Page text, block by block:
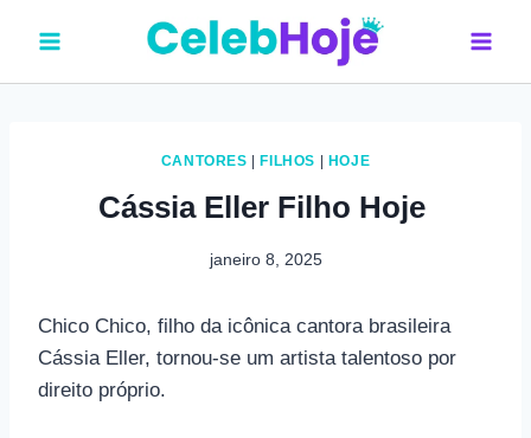
o
CANTORES FILHOS HOJE
Cássia Eller Filho Hoje
janeiro 8, 2025
Chico Chico, filho da icônica cantora brasileira
Cássia Eller, tornou-se um artista talentoso por
direito próprio.